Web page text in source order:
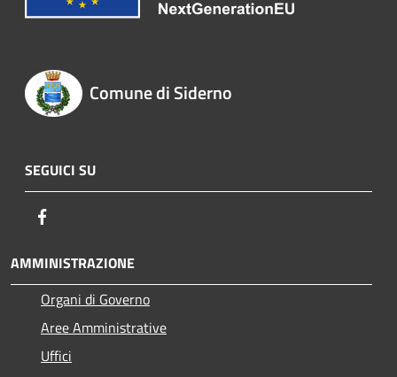
Comune di Siderno
SEGUICI SU
AMMINISTRAZIONE
Organi di Governo
Aree Amministrative
Uffici